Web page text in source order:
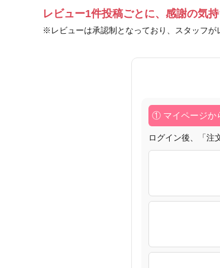
レビュー1件投稿ごとに、感謝の気
※レビューは承認制となっており、スタッフ
① マイページか
ログイン後、「注